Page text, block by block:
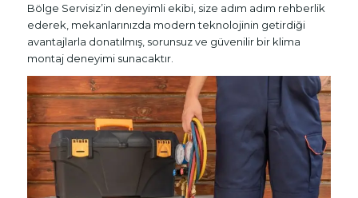
Bölge Servisiz’in deneyimli ekibi, size adım adım rehberlik
ederek, mekanlarınızda modern teknolojinin getirdiği
avantajlarla donatılmış, sorunsuz ve güvenilir bir klima
montaj deneyimi sunacaktır.